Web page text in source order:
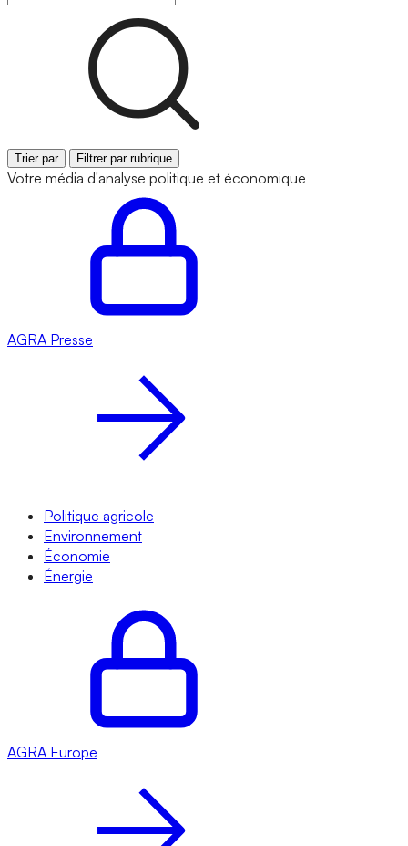
Trier par Filtrer par rubrique
Votre média d'analyse politique et économique
AGRA Presse
Politique agricole
Environnement
Économie
Énergie
AGRA Europe